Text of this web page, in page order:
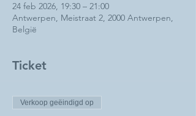
24 feb 2026, 19:30 – 21:00
Antwerpen, Meistraat 2, 2000 Antwerpen,
België
Ticket
Verkoop geëindigd op